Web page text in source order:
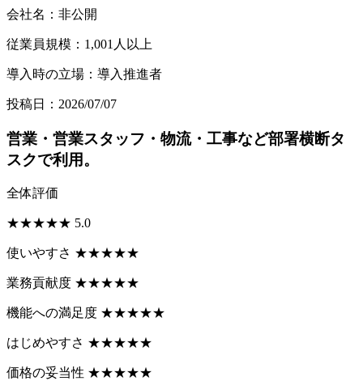
会社名：非公開
従業員規模：1,001人以上
導入時の立場：導入推進者
投稿日：2026/07/07
営業・営業スタッフ・物流・工事など部署横断タ
スクで利用。
全体評価
★★★★★ 5.0
使いやすさ ★★★★★
業務貢献度 ★★★★★
機能への満足度 ★★★★★
はじめやすさ ★★★★★
価格の妥当性 ★★★★★